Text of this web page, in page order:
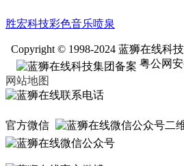
胜宏科技彩色音乐喷泉
Copyright © 1998-2024 蓝狮在线科
粤公网
网站地图
官方微信